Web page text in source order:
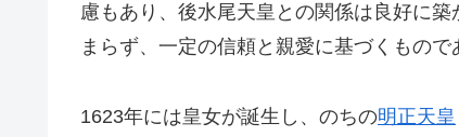
慮もあり、後水尾天皇との関係は良好に
まらず、一定の信頼と親愛に基づくもので
1623年には皇女が誕生し、のちの明正天皇